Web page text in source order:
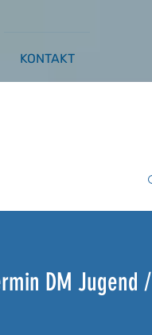
KONTAKT
DM Jugend /